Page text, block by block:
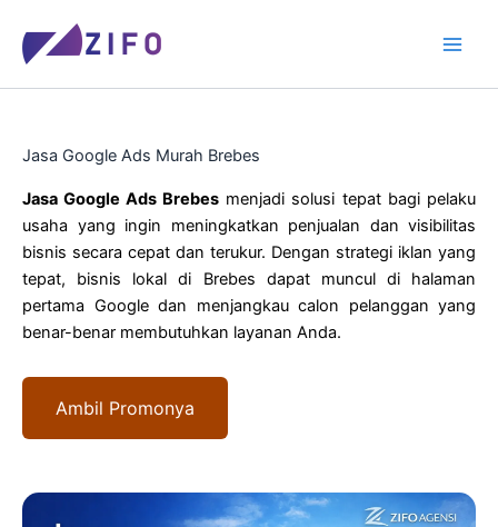
content
Jasa Google Ads Murah Brebes
Jasa Google Ads Brebes menjadi solusi tepat bagi pelaku
usaha yang ingin meningkatkan penjualan dan visibilitas
bisnis secara cepat dan terukur. Dengan strategi iklan yang
tepat, bisnis lokal di Brebes dapat muncul di halaman
pertama Google dan menjangkau calon pelanggan yang
benar-benar membutuhkan layanan Anda.
Ambil Promonya